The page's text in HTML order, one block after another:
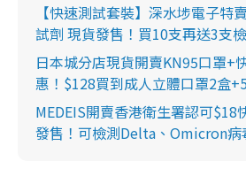
【快速測試套裝】深水埗電子特
試劑 現貨發售！買10支再送3支
日本城分店現貨開賣KN95口罩+
惠！$128買到成人立體口罩2盒
MEDEIS開賣香港衛生署認可$18
發售！可檢測Delta、Omicron病